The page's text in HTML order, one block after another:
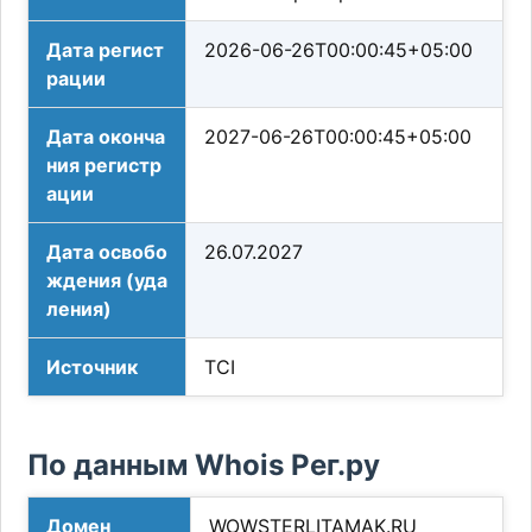
Дата регист
рации
2026-06-26T00:00:45+05:00
Дата оконча
ния регистр
ации
2027-06-26T00:00:45+05:00
Дата освобо
ждения (уда
ления)
26.07.2027
Источник TCI
По данным Whois Рег.ру
Домен WOWSTERLITAMAK.RU